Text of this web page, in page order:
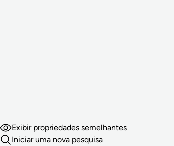
Exibir propriedades semelhantes
Iniciar uma nova pesquisa